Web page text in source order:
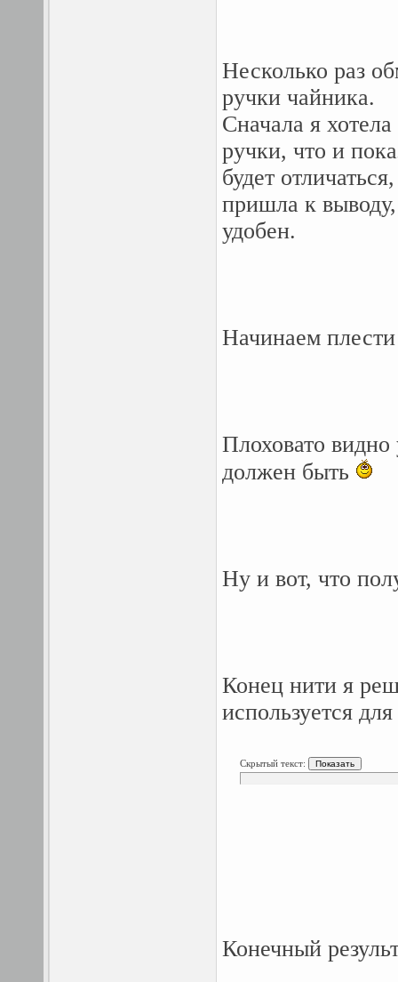
Несколько раз
ручки чайника.
Сначала я
ручки, что и
будет
пришла к
удобен.
Начинаем
Плоховато
должен быть
Ну и вот, что
Конец нити я
используется
Скрытый текст:
Конечный